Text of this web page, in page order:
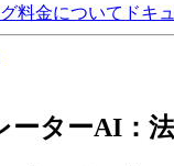
料金について ドキ
ーターAI：